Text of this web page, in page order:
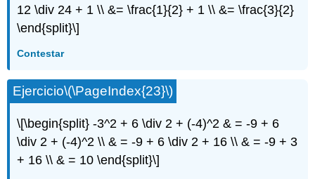
12 \div 24 + 1 \\ &= \frac{1}{2} + 1 \\ &= \frac{3}{2}
\end{split}\]
Contestar
Ejercicio\(\PageIndex{23}\)
\[\begin{split} -3^2 + 6 \div 2 + (-4)^2 & = -9 + 6
\div 2 + (-4)^2 \\ & = -9 + 6 \div 2 + 16 \\ & = -9 + 3
+ 16 \\ & = 10 \end{split}\]